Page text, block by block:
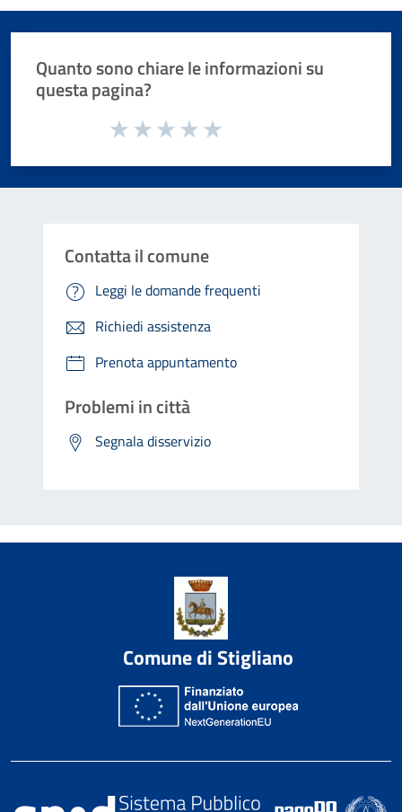
Quanto sono chiare le informazioni su
questa pagina?
Valuta da 1 a 5 stelle la pagina
Contatta il comune
Leggi le domande frequenti
Richiedi assistenza
Prenota appuntamento
Problemi in città
Segnala disservizio
Comune di Stigliano